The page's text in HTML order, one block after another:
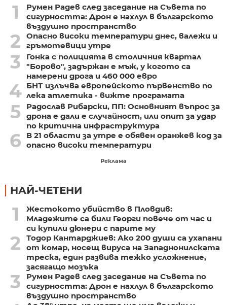
1
Румен Радев след заседание на Съвета по
сигурността: Дрон е нахлул в българското
въздушно пространство
2
Опасно високи температури днес, валежи и
гръмотевици утре
3
Гонка с полицията в столичния квартал
"Борово", задържан е мъж, у когото са
намерени дрога и 460 000 евро
4 БНТ излъчва европейското първенство по
лека атлетика - вижте програмата
5
Радослав Рибарски, ПП: Основният въпрос за
дрона е дали е случайност, или опит за удар
по критична инфраструктура
6
В 21 области за утре е обявен оранжев код за
опасно високи температури
Реклама
НАЙ-ЧЕТЕНИ
1
Жестокото убийство в Пловдив:
Младежите са били Георги повече от час и
си купили дюнери с парите му
2
Тодор Кантарджиев: Ако 200 души са ухапани
от комар, носещ вируса на Западнонилската
треска, един развива тежко усложнение,
засягащо мозъка
3
Румен Радев след заседание на Съвета по
сигурността: Дрон е нахлул в българското
въздушно пространство